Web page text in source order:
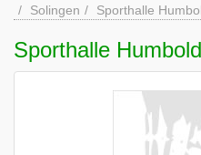
Solingen
Sporthalle
Sporthalle